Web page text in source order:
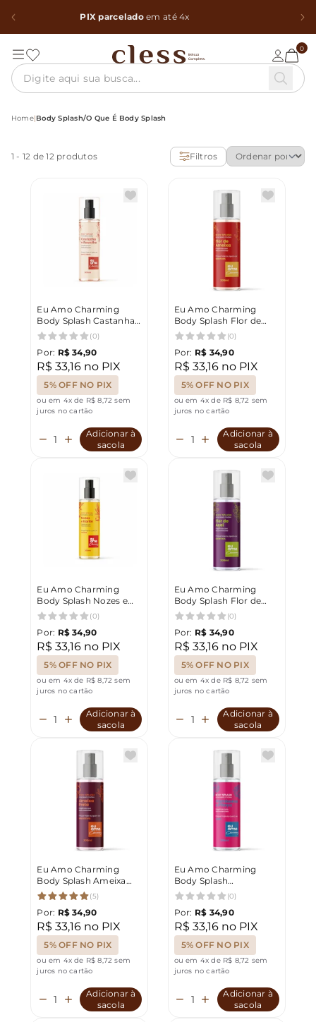
Cupom 10%PRIMEIRACOMPRA
0
Home|Body Splash/o Que É Body Splash
1 - 12 de 12 produtos Filtros
Eu Amo Charming
Body Splash Castanhas
e Baunilha 200ml
(0)
Por: R$ 34,90
R$ 33,16 no PIX
5% OFF NO PIX
ou em 4x de R$ 8,72 sem
juros no cartão
Adicionar à
sacola
Eu Amo Charming
Body Splash Flor de
Ameixa 200ml
(0)
Por: R$ 34,90
R$ 33,16 no PIX
5% OFF NO PIX
ou em 4x de R$ 8,72 sem
juros no cartão
Adicionar à
sacola
Eu Amo Charming
Body Splash Nozes e
Karite 200ml(0)
Por: R$ 34,90
R$ 33,16 no PIX
5% OFF NO PIX
ou em 4x de R$ 8,72 sem
juros no cartão
Adicionar à
sacola
Eu Amo Charming
Body Splash Flor de
Açaí 200ml (0)
Por: R$ 34,90
R$ 33,16 no PIX
5% OFF NO PIX
ou em 4x de R$ 8,72 sem
juros no cartão
Adicionar à
sacola
Eu Amo Charming
Body Splash Ameixa
Preta 200ml(5)
Por: R$ 34,90
R$ 33,16 no PIX
5% OFF NO PIX
ou em 4x de R$ 8,72 sem
juros no cartão
Adicionar à
sacola
Eu Amo Charming
Body Splash
Framboesa e Pitaya
200ml
(0)
Por: R$ 34,90
R$ 33,16 no PIX
5% OFF NO PIX
ou em 4x de R$ 8,72 sem
juros no cartão
Adicionar à
sacola